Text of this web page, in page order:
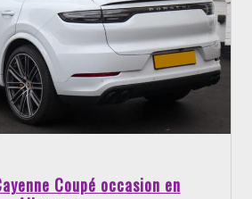
Coupé occasion en